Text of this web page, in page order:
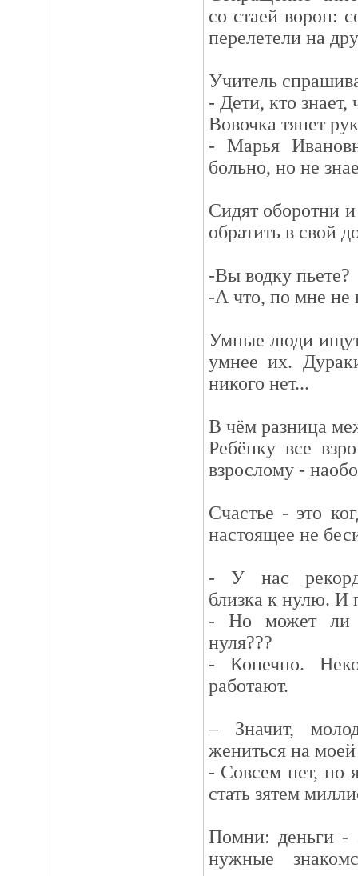
со стаей ворон:
перелетели на
Учитель
- Дети, кто знает,
Вовочка тянет
- Марья
больно, но не
Сидят оборотни
обратить в свой
-Вы водку пьете?
-А что, по мне не
Умные люди
умнее их.
никого нет...
В чём разница
Ребёнку все
взрослому -
Счастье - это
настоящее не
- У нас
близка к нулю. И
- Но может ли
нуля???
- Конечно.
работают.
– Значит,
жениться на
- Совсем нет, но
стать зятем
Помни: деньги -
нужные